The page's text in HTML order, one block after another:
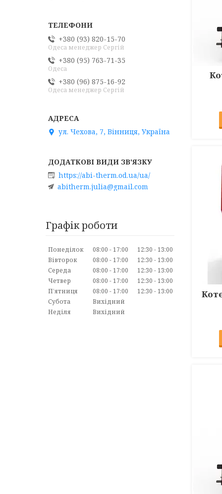
+380 (93) 820-15-70
Одеса менеджер Сергій
+380 (95) 763-71-35
Одеса
+380 (96) 875-16-92
Одеса менеджер Сергій
ул. Чехова, 7, Вінниця, Україна
https://abi-therm.od.ua/ua/
abitherm.julia@gmail.com
Графік роботи
Понеділок 08:00 17:00 12:30
13:00
Вівторок
08:00 17:00 12:30
13:00
Середа
08:00 17:00 12:30
13:00
Четвер
08:00 17:00 12:30
13:00
Пʼятниця
08:00 17:00 12:30
13:00
Субота
Вихідний
Неділя
Вихідний